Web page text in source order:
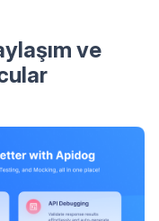
ve